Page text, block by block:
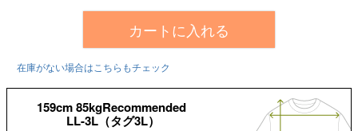
カートに入れる
在庫がない場合はこちらもチェック
159cm 85kgRecommended
LL-3L（タグ3L）